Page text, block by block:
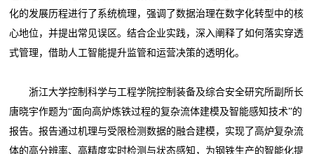
化的发展历程进行了系统梳理，强调了数据治理在数字化转型中的核
心地位，并提出常见误区。结合企业实践，深入阐释了如何落实穿透
式管理，借助人工智能提升监管和运营决策的透明化。
浙江大学控制科学与工程学院控制装备及综合安全研究所副所长
唐晓宇作题为“面向高炉炼铁过程的复杂流体建模及智能感知技术”的
报告。报告通过机理与受限检测数据的融合建模，实现了高炉复杂流
体的高分辨率、高精度实时检测与状态感知，为钢铁生产的智能化提